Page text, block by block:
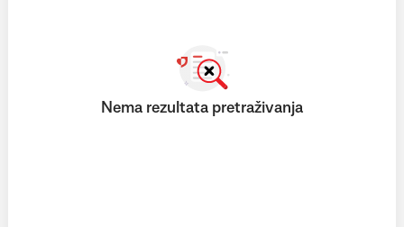
Nema rezultata pretraživanja